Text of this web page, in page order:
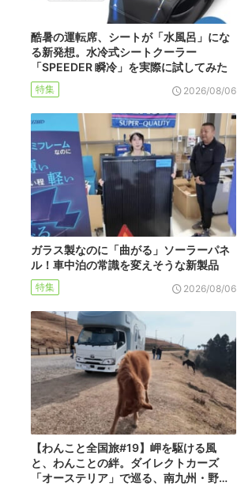
酷暑の運転席、シートが「水風呂」にな
る新発想。水冷式シートクーラー
「SPEEDER 瞬冷」を実際に試してみた
特集 2026/08/06
ガラス製なのに「曲がる」ソーラーパネ
ル！車中泊の常識を変えそうな新製品
特集 2026/08/06
【わんこと全国旅#19】岬を駆ける風
と、わんことの絆。ダイレクトカーズ
「オーステリア」で巡る、南九州・野…